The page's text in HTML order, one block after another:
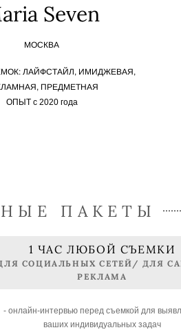
Seven
МОСКВА
ЛАЙФСТАЙЛ, ИМИДЖЕВАЯ,
ПРЕДМЕТНАЯ
ОПЫТ с 2020 года
ПАКЕТЫ
1 ЧАС ЛЮБОЙ СЪЕМКИ
СОЦИАЛЬНЫХ СЕТЕЙ/ ДЛЯ
РЕКЛАМА
- онлайн-интервью перед съемкой для
ваших индивидуальных задач